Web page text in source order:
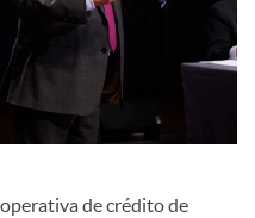
de crédito de